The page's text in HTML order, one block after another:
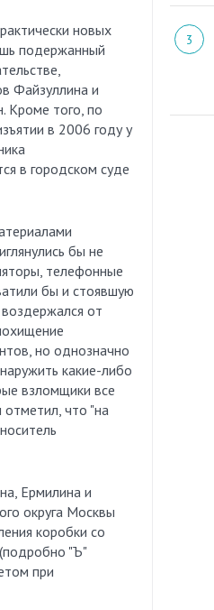
новых
подержанный
Файзуллина и
Кроме того, по
в 2006 году у
в городском суде
бы не
телефонные
бы и стоявшую
от
но однозначно
какие-либо
взломщики все
отметил, что "на
Ермилина и
округа Москвы
коробки со
"Ъ"
при